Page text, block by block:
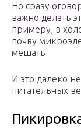
Но сразу
важно делать
примеру, в
почву
мешать
И это далеко
питательных